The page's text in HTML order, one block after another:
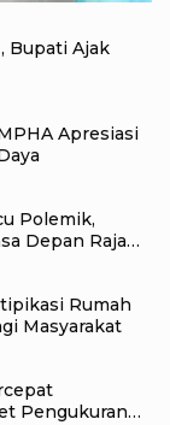
Bupati Ajak
Apresiasi
Polemik,
Depan Raja
Rumah
Masyarakat
Pengukuran